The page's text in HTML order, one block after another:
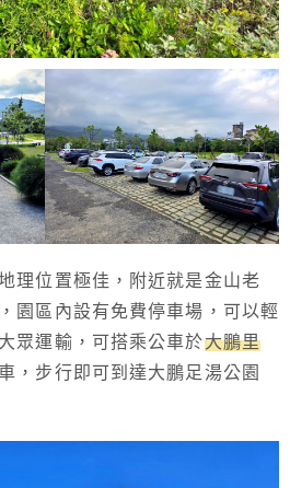
理位置極佳，附近就是金山老
園區內設有免費停車場，可以輕
眾運輸，可搭乘公車於大鵬里
，步行即可到達大鵬足湯公園